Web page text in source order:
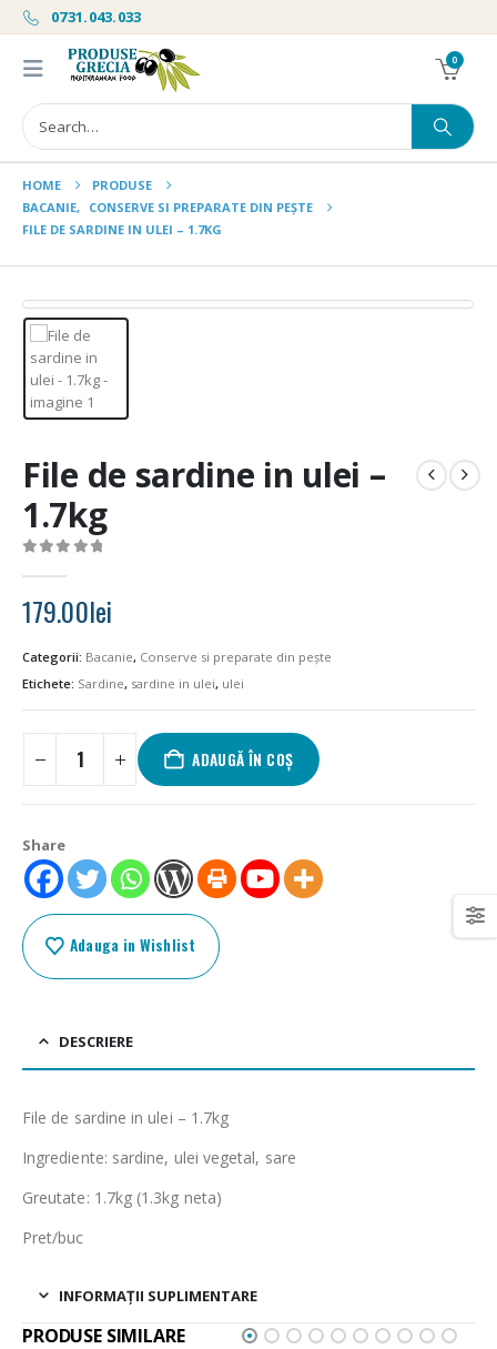
0731.043.033
0
HOME
PRODUSE
BACANIE, CONSERVE SI PREPARATE DIN PEȘTE
FILE DE SARDINE IN ULEI – 1.7KG
File de sardine in ulei –
1.7kg
179.00lei
Categorii: Bacanie, Conserve si preparate din pește
Etichete: Sardine, sardine in ulei, ulei
ADAUGĂ ÎN COȘ
Share
Adauga in Wishlist
DESCRIERE
File de sardine in ulei – 1.7kg
Ingrediente: sardine, ulei vegetal, sare
Greutate: 1.7kg (1.3kg neta)
Pret/buc
INFORMAȚII SUPLIMENTARE
PRODUSE SIMILARE